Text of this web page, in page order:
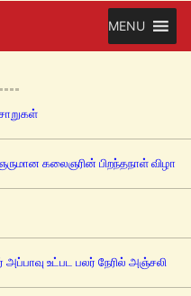
MENU
கலைஞரின் பிறந்தநாள் விழா
உட்பட பலர் நேரில் அஞ்சலி